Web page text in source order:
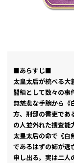
■あらすじ■
太皇太后が統べる大
閣領として数々の事
無慈悲な手腕から《
方、刑部の書吏であ
の人並外れた捜査能
太皇太后の命で《白
であるはずの姉が逃
申し出る。実は二人